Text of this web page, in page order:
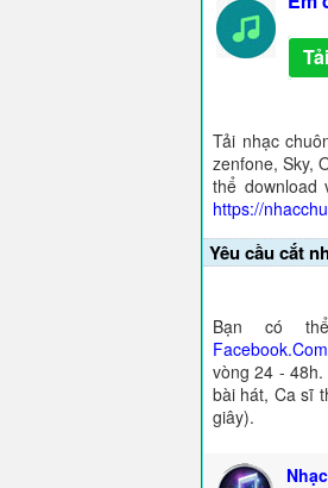
Tải nhạc
zenfone, Sky,
thể
https://
Yêu cầu cắt
Bạn có
vòng 24 -
bài hát, Ca sĩ
giây).